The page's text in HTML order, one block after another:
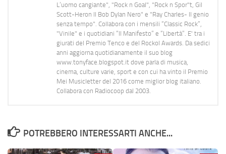
L’uomo cangiante", "Rock n Goal", "Rock n Spor"t, Gil
Scott-Heron Il Bob Dylan Nero" e "Ray Charles- Il genio
senza tempo". Collabora con i mensili “Classic Rock”,
"Vinile" e i quotidiani “Il Manifesto” e “Libertà”. E' tra i
giurati del Premio Tenco e del Rockol Awards. Da sedici
anni aggiorna quotidianamente il suo blog
www.tonyface.blogspot.it dove parla di musica,
cinema, culture varie, sport e con cui ha vinto il Premio
Mei Musicletter del 2016 come miglior blog italiano.
Collabora con Radiocoop dal 2003.
POTREBBERO INTERESSARTI ANCHE...